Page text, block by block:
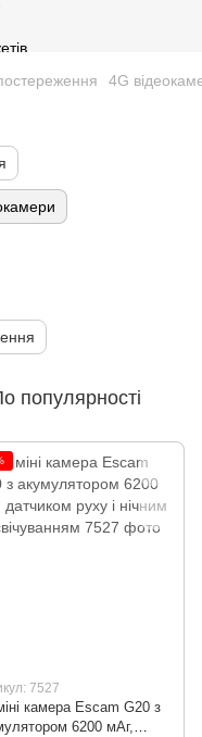
4G
популярності
7527
камера Escam G20 з
6200 мАг,